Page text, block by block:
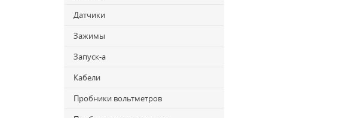
Датчики
Зажимы
Запуск-a
Кабели
Пробники вольтметров